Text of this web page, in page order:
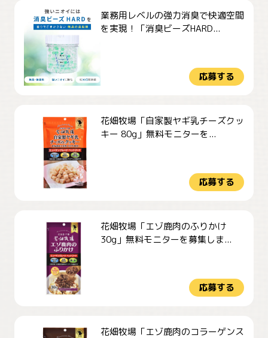
業務用レベルの強力消臭で快適空間
を実現！「消臭ビーズHARD...
応募する
花畑牧場「自家製ヤギ乳チーズクッ
キー 80g」無料モニターを...
応募する
花畑牧場「エゾ鹿肉のふりかけ
30g」無料モニターを募集しま...
応募する
花畑牧場「エゾ鹿肉のコラーゲンス